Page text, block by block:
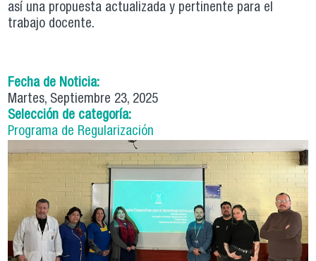
así una propuesta actualizada y pertinente para el
trabajo docente.
Fecha de Noticia:
Martes, Septiembre 23, 2025
Selección de categoría:
Programa de Regularización